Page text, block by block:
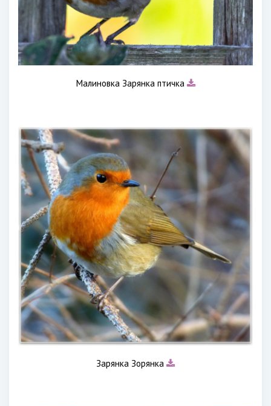
Малиновка Зарянка птичка
Зарянка Зорянка